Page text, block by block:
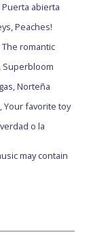
Puerta abierta
Peaches!
romantic
Superbloom
Norteña
Your favorite toy
o la
may contain